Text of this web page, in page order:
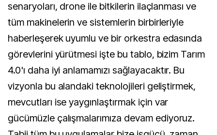
senaryoları, drone ile bitkilerin ilaçlanması ve
tüm makinelerin ve sistemlerin birbirleriyle
haberleşerek uyumlu ve bir orkestra edasında
görevlerini yürütmesi işte bu tablo, bizim Tarım
4.0'ı daha iyi anlamamızı sağlayacaktır. Bu
vizyonla bu alandaki teknolojileri geliştirmek,
mevcutları ise yaygınlaştırmak için var
gücümüzle çalışmalarımıza devam ediyoruz.